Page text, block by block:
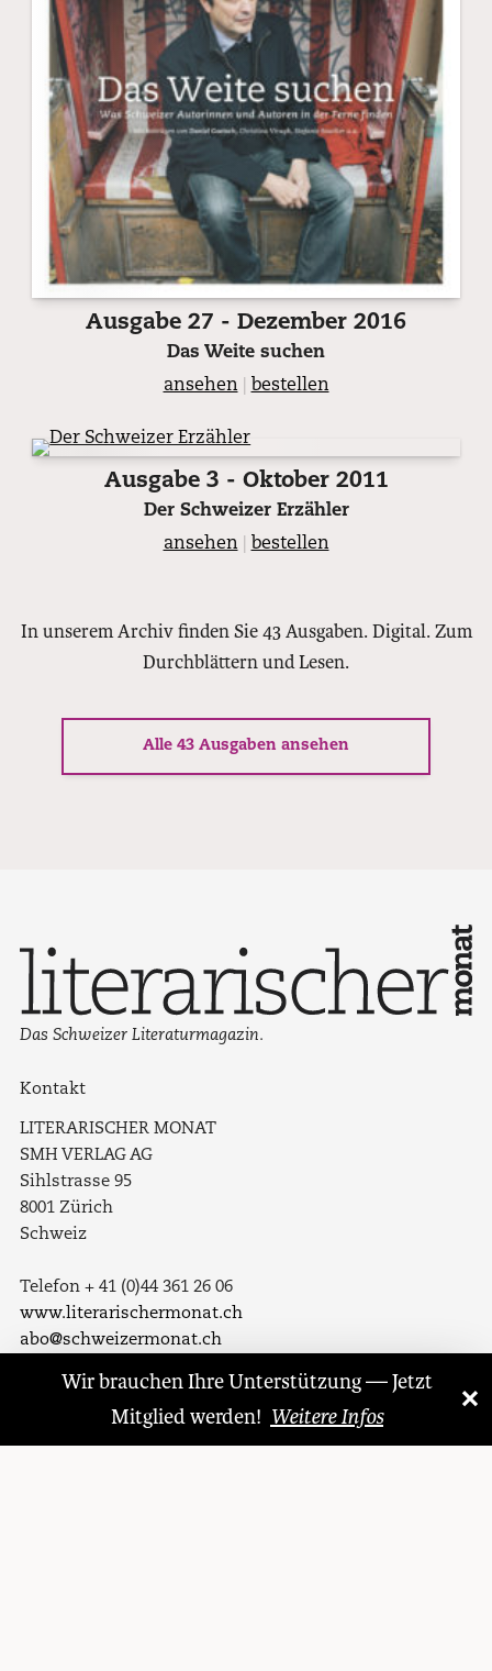
Wir brauchen Ihre Unterstützung — Jetzt
Mitglied werden! Weitere Infos
×
Ausgabe 27 - Dezember 2016
Das Weite suchen
ansehen
bestellen
Ausgabe 3 - Oktober 2011
Der Schweizer Erzähler
ansehen
bestellen
In unserem Archiv finden Sie 43 Ausgaben. Digital. Zum
Durchblättern und Lesen.
Alle 43 Ausgaben ansehen
Das Schweizer Literaturmagazin.
Kontakt
LITERARISCHER MONAT
SMH VERLAG AG
Sihlstrasse 95
8001 Zürich
Schweiz
Telefon + 41 (0)44 361 26 06
www.literarischermonat.ch
abo@schweizermonat.ch